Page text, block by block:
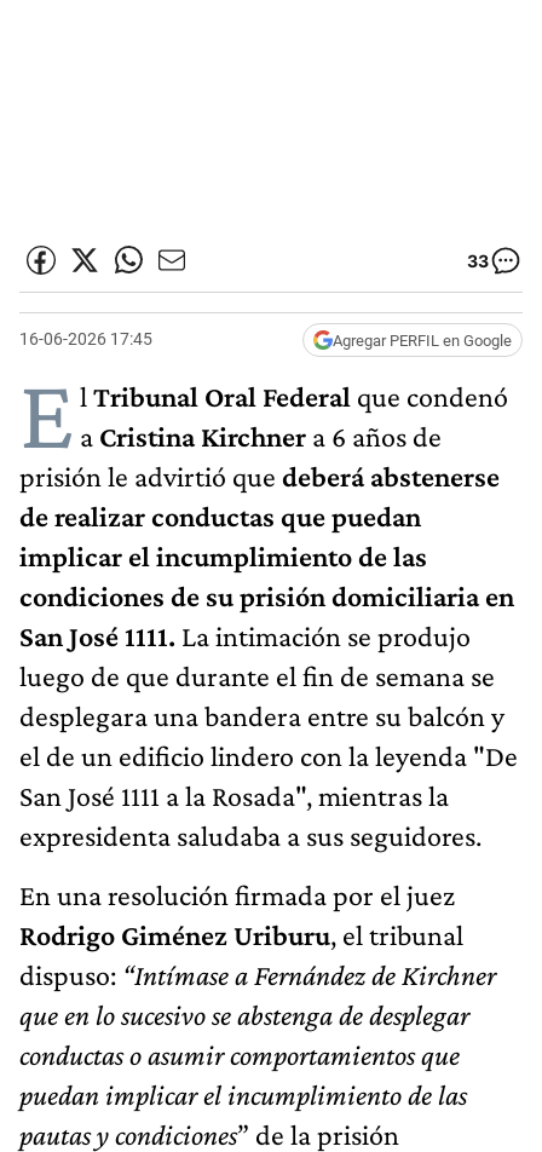
33
16-06-2026 17:45 Agregar PERFIL en Google
E l Tribunal Oral Federal que condenó
a Cristina Kirchner a 6 años de
prisión le advirtió que deberá abstenerse
de realizar conductas que puedan
implicar el incumplimiento de las
condiciones de su prisión domiciliaria en
San José 1111. La intimación se produjo
luego de que durante el fin de semana se
desplegara una bandera entre su balcón y
el de un edificio lindero con la leyenda "De
San José 1111 a la Rosada", mientras la
expresidenta saludaba a sus seguidores.
En una resolución firmada por el juez
Rodrigo Giménez Uriburu, el tribunal
dispuso: “Intímase a Fernández de Kirchner
que en lo sucesivo se abstenga de desplegar
conductas o asumir comportamientos que
puedan implicar el incumplimiento de las
pautas y condiciones” de la prisión